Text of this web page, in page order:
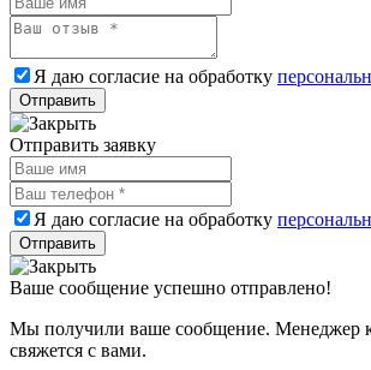
Я даю согласие на обработку
Отправить заявку
Я даю согласие на обработку
Ваше сообщение успешно отправлено!
Мы получили ваше сообщение. Менеджер
свяжется с вами.